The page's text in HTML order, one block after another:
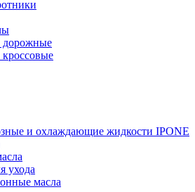
и охлаждающие жидкости IPONE
ухода
масла